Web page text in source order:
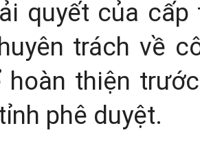
quyết của
trách về
hoàn thiện
phê duyệt.